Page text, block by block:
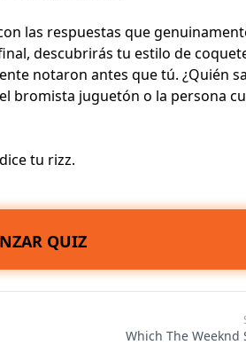
las respuestas que
descubrirás tu estilo de
notaron antes que tú. ¿Quién
bromista juguetón o la persona
tu rizz.
QUIZ
Which The Weeknd